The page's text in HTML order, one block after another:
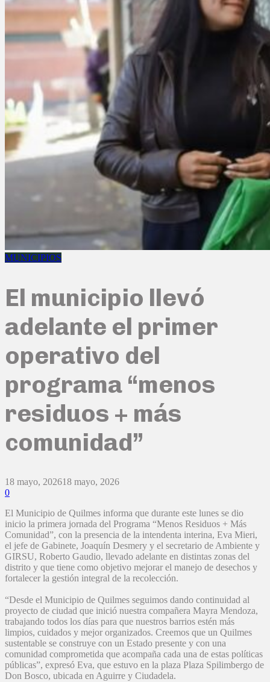
MUNICIPIOS
El municipio llevó
adelante el primer
operativo del
programa “menos
residuos + más
comunidad”
18 mayo, 202618 mayo, 2026
0
El Municipio de Quilmes informa que durante este lunes se dio
inicio la primera jornada del Programa “Menos Residuos + Más
Comunidad”, con la presencia de la intendenta interina, Eva Mieri,
el jefe de Gabinete, Joaquín Desmery y el secretario de Ambiente y
GIRSU, Roberto Gaudio, llevado adelante en distintas zonas del
distrito y que tiene como objetivo mejorar el manejo de desechos y
fortalecer la gestión integral de la recolección.
“Desde el Municipio de Quilmes seguimos dando continuidad al
proyecto de ciudad que inició nuestra compañera Mayra Mendoza,
trabajando todos los días para que nuestros barrios estén más
limpios, cuidados y mejor organizados. Creemos que un Quilmes
sustentable se construye con un Estado presente y con una
comunidad comprometida que acompaña cada una de estas políticas
públicas”, expresó Eva, que estuvo en la plaza Plaza Spilimbergo de
Don Bosco, ubicada en Aguirre y Ciudadela.